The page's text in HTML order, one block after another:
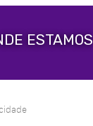
ESTAMOS